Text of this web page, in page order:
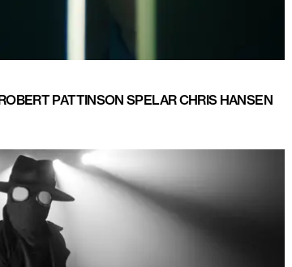
PATTINSON SPELAR CHRIS HANSEN